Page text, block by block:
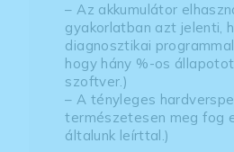
– Az akkumulátor
gyakorlatban azt jelenti,
diagnosztikai
hogy hány %-os
szoftver.)
– A tényleges
természetesen meg fog
általunk leírttal.)